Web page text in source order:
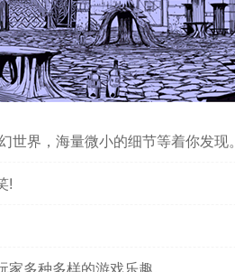
界，海量微小的细节等着你发现。
!
多种多样的游戏乐趣。